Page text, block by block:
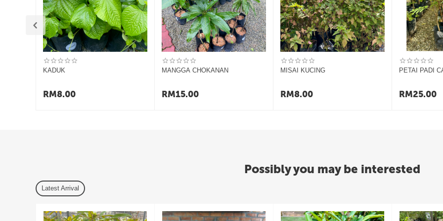
Tempoh penghantaran bergantung kepadalokasi dan kaedah penghantaranyang dipilih.
Kami menggalakkan pelanggan membuka bungkusansebaik sahaja diterima.
Sekiranya terdapat sebarang masalah (pokok rosak, mati atau tidak tepat), sila hubungi kami disertaigambar dan video.
Permintaan pemulangan boleh dibuatdalam tempoh 7 haridari tarikh penerimaan.
Pembatalan pesanan hanya dibenarkansebelum barang dihantar.
Item yang dipulangkan hendaklah dalam keadaan asal dan disertakan
bukti pembelian.
Terima kasih.
KADUK
RM8.00
MANGGA CHOKANAN
RM15.00
MISAI KUCING
RM8.00
PETAI PADI
RM25.00
Possibly you may be interested
Latest Arrival